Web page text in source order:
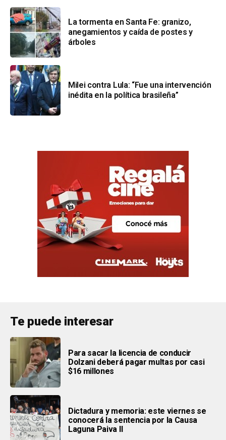
La tormenta en Santa Fe: granizo,
anegamientos y caída de postes y
árboles
Milei contra Lula: “Fue una intervención
inédita en la política brasileña”
Te puede interesar
Para sacar la licencia de conducir
Dolzani deberá pagar multas por casi
$16 millones
Dictadura y memoria: este viernes se
conocerá la sentencia por la Causa
Laguna Paiva II